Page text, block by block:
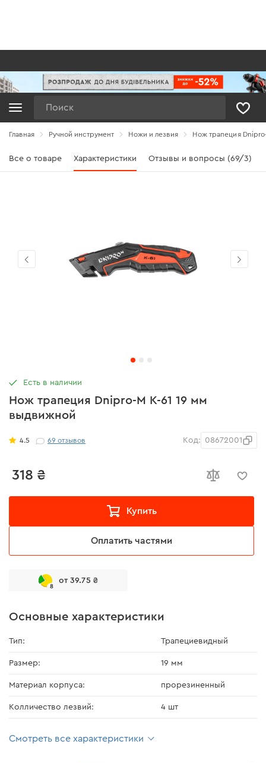
Главная Ручной инструмент Ножи и лезвия Нож трапеция
Все о товаре Характеристики Отзывы и вопросы (69/3)
Нож трапеция Dnipro-M К-61 19 мм
выдвижной
4.5 69отзывов Код: 08672001
318 ₴
Купить
Оплатить частями
8
от 39.75 ₴
Есть в наличии
Основные характеристики
Тип: Трапециевидный
Размер: 19 мм
Материал корпуса: прорезиненный
Колличество лезвий: 4 шт
Смотреть все характеристики